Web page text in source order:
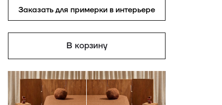
Заказать для примерки в интерьере
В корзину